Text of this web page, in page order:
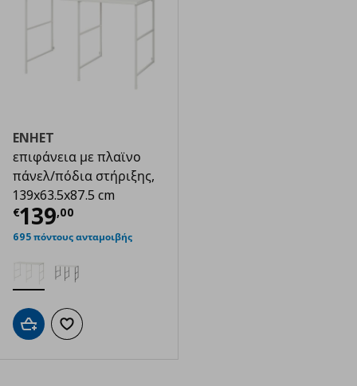
ENHET
επιφάνεια με πλαϊνο
πάνελ/πόδια στήριξης,
139x63.5x87.5 cm
€139,00
Τρέχουσα τιμή
695 πόντους ανταμοιβής
Προσθήκη στο καλάθι
Προσθήκη στα αγαπημένα